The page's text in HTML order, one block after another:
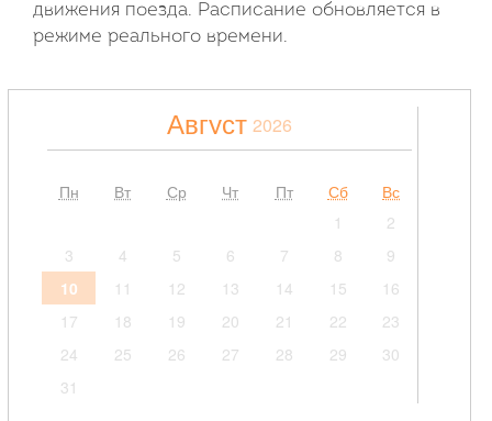
движения поезда. Расписание обновляется в
режиме реального времени.
Август 2026
Пн Вт Ср Чт Пт Сб
Вс
1
2
3
4 5 6 7 8
9
10
11 12 13 14 15
16
17
18 19 20 21 22
23
24
25 26 27 28 29
30
31